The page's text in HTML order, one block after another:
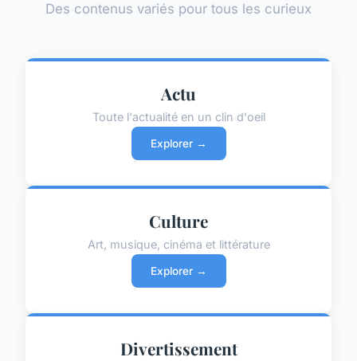
Des contenus variés pour tous les curieux
Actu
Toute l'actualité en un clin d'oeil
Explorer →
Culture
Art, musique, cinéma et littérature
Explorer →
Divertissement